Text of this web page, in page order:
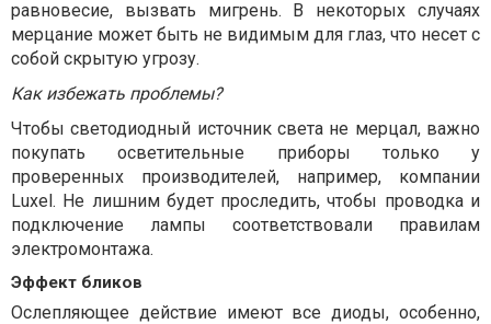
равновесие, вызвать мигрень. В некоторых случаях
мерцание может быть не видимым для глаз, что несет с
собой скрытую угрозу.
Как избежать проблемы?
Чтобы светодиодный источник света не мерцал, важно
покупать осветительные приборы только у
проверенных производителей, например, компании
Luxel. Не лишним будет проследить, чтобы проводка и
подключение лампы соответствовали правилам
электромонтажа.
Эффект бликов
Ослепляющее действие имеют все диоды, особенно,